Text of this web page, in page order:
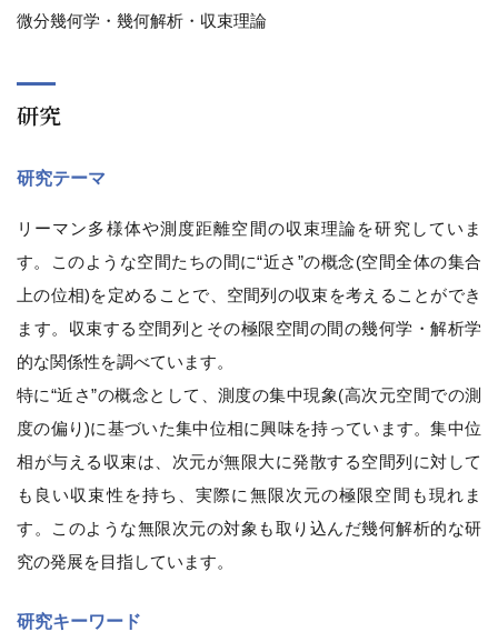
微分幾何学・幾何解析・収束理論
研究
研究テーマ
リーマン多様体や測度距離空間の収束理論を研究していま
す。このような空間たちの間に“近さ”の概念(空間全体の集合
上の位相)を定めることで、空間列の収束を考えることができ
ます。収束する空間列とその極限空間の間の幾何学・解析学
的な関係性を調べています。
特に“近さ”の概念として、測度の集中現象(高次元空間での測
度の偏り)に基づいた集中位相に興味を持っています。集中位
相が与える収束は、次元が無限大に発散する空間列に対して
も良い収束性を持ち、実際に無限次元の極限空間も現れま
す。このような無限次元の対象も取り込んだ幾何解析的な研
究の発展を目指しています。
研究キーワード